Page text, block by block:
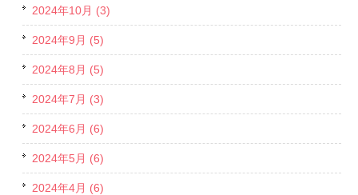
2024年10月 (3)
2024年9月 (5)
2024年8月 (5)
2024年7月 (3)
2024年6月 (6)
2024年5月 (6)
2024年4月 (6)